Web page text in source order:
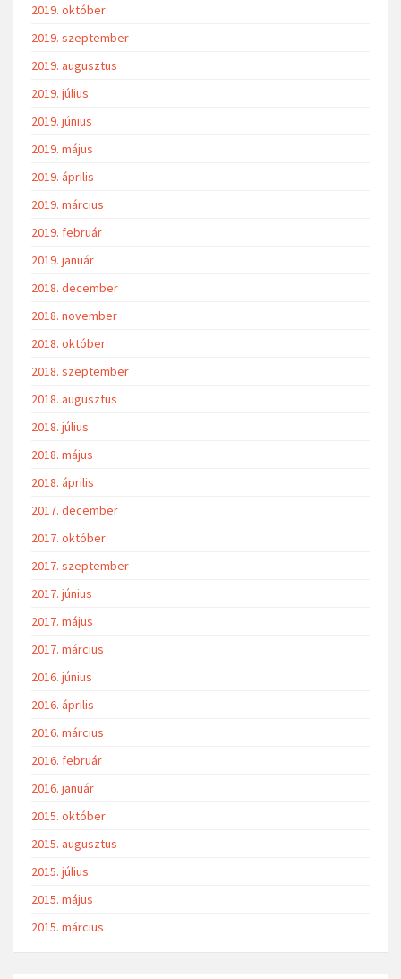
2019. október
2019. szeptember
2019. augusztus
2019. július
2019. június
2019. május
2019. április
2019. március
2019. február
2019. január
2018. december
2018. november
2018. október
2018. szeptember
2018. augusztus
2018. július
2018. május
2018. április
2017. december
2017. október
2017. szeptember
2017. június
2017. május
2017. március
2016. június
2016. április
2016. március
2016. február
2016. január
2015. október
2015. augusztus
2015. július
2015. május
2015. március